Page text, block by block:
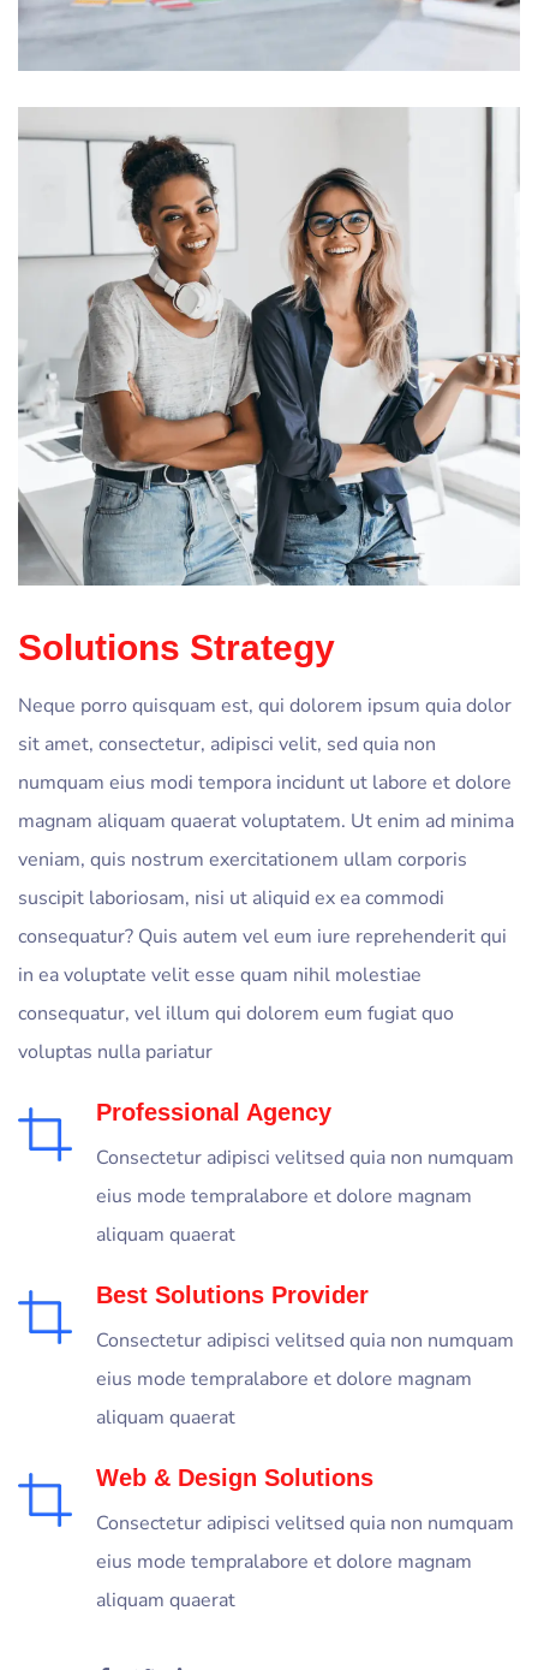
Solutions Strategy
Neque porro quisquam est, qui dolorem ipsum quia dolor
sit amet, consectetur, adipisci velit, sed quia non
numquam eius modi tempora incidunt ut labore et dolore
magnam aliquam quaerat voluptatem. Ut enim ad minima
veniam, quis nostrum exercitationem ullam corporis
suscipit laboriosam, nisi ut aliquid ex ea commodi
consequatur? Quis autem vel eum iure reprehenderit qui
in ea voluptate velit esse quam nihil molestiae
consequatur, vel illum qui dolorem eum fugiat quo
voluptas nulla pariatur
Professional Agency
Consectetur adipisci velitsed quia non numquam
eius mode tempralabore et dolore magnam
aliquam quaerat
Best Solutions Provider
Consectetur adipisci velitsed quia non numquam
eius mode tempralabore et dolore magnam
aliquam quaerat
Web & Design Solutions
Consectetur adipisci velitsed quia non numquam
eius mode tempralabore et dolore magnam
aliquam quaerat